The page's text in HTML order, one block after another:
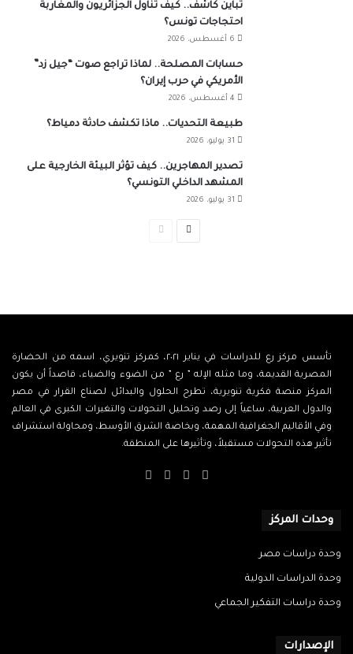
تباين كاشف.. كيف تناول الجزائريون والمغاربة
احتجاجات تونس؟
6 أغسطس، 2026
حسابات المصلحة.. لماذا تراجع صوت “جيل زد”
الأمريكي في حرب إيران؟
4 أغسطس، 2026
طبيعة التحديات.. ماذا تكشف حادثة دمياط؟
31 يوليو، 2026
تصدير المهاجرين.. كيف تؤثر البيئة الخارجية على
المشهد الداخلي التونسي؟
31 يوليو، 2026
الصفحة
تأسس مركز رع للدراسات في يناير ٢٠٢١، كمركز تنويري، اسمه من الحضارة
المصرية القديمة، وما مثله الإله ” رع ” من الضوء والضياء، قاصداً أن يكون
المركز منصة فكرية تنويرية، تطرح الحلول والبدائل لصناع القرار في مصر
والدول العربية، ساعياً إلى رصد وتحليل التحولات والتغيرات الكبرى في العالم
وفي الأقاليم الجغرافية المهمة، وبخاصة الشرق الأوسط، ومحاولة استشراف
تأثير هذه التحولات مستقبلاً، وتأثيرها على المنطقة.
فيسبوك
‫X
‫YouTube
وحدات المركز
وحدة دراسات مصر
وحدة الدراسات الدولية
وحدة دراسات التفكير الجماعي
الإصدارات